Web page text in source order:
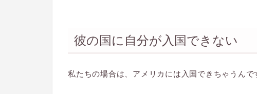
彼の国に自分が入国できない
私たちの場合は、アメリカには入国できちゃうんで